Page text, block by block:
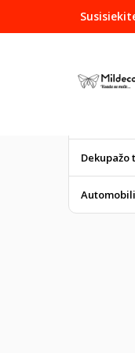
DOVANOS
Dekupažo